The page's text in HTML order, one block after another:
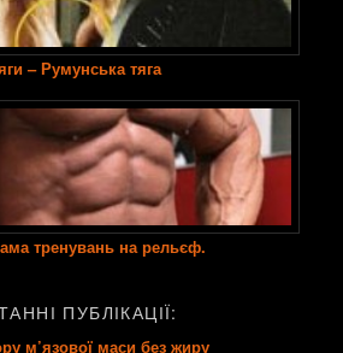
– Румунська тяга
тренувань на рельєф.
ПУБЛІКАЦІЇ:
м’язової маси без жиру